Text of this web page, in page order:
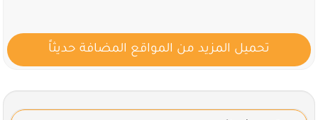
تحميل المزيد من المواقع المضافة حديثاً